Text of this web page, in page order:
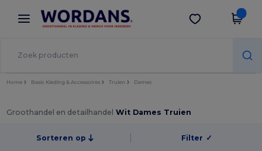
× Wordans-app
Betere prijzen in de app!
Download app
Home Basic Kleding & Accessoires Truien Dames
Groothandel en detailhandel Wit Dames Truien
Sorteren op Filter ✓